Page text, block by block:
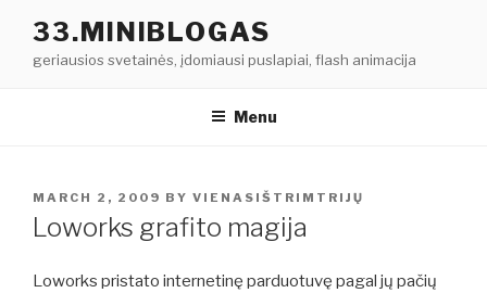
content
33.MINIBLOGAS
geriausios svetainės, įdomiausi puslapiai, flash animacija
Menu
POSTED
ON
MARCH 2, 2009 BY VIENASIŠTRIMTRIJŲ
Loworks grafito magija
Loworks pristato internetinę parduotuvę pagal jų pačių